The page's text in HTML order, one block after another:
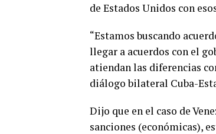
de Estados Unidos con
“Estamos buscando
llegar a acuerdos con el
atiendan las diferencias
diálogo bilateral Cuba-
Dijo que en el caso de
sanciones (económicas),